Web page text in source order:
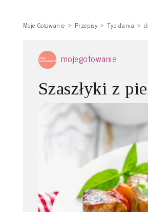
Moje Gotowanie Przepisy Typ dania
mojegotowanie
Szaszłyki z